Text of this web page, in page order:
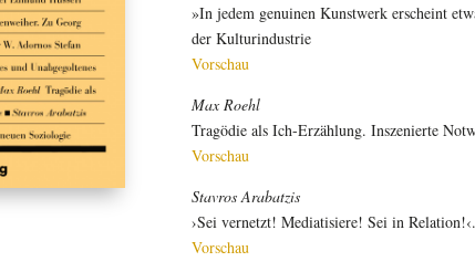
»In jedem genuinen Kunstwerk erscheint
der Kulturindustrie
Vorschau
Max Roehl
Tragödie als Ich-Erzählung. Inszenierte
Vorschau
Stavros Arabatzis
›Sei vernetzt! Mediatisiere! Sei in
Vorschau